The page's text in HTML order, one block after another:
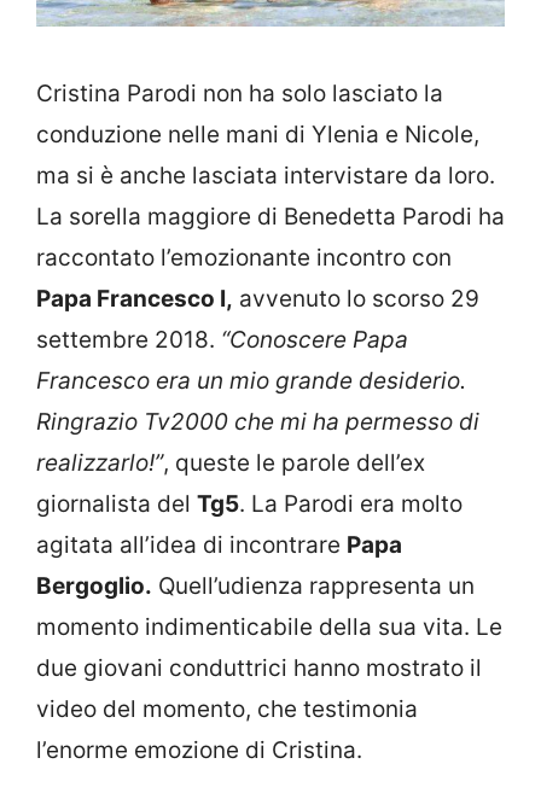
Cristina Parodi non ha solo lasciato la
conduzione nelle mani di Ylenia e Nicole,
ma si è anche lasciata intervistare da loro.
La sorella maggiore di Benedetta Parodi ha
raccontato l’emozionante incontro con
Papa Francesco I, avvenuto lo scorso 29
settembre 2018. “Conoscere Papa
Francesco era un mio grande desiderio.
Ringrazio Tv2000 che mi ha permesso di
realizzarlo!”, queste le parole dell’ex
giornalista del Tg5. La Parodi era molto
agitata all’idea di incontrare Papa
Bergoglio. Quell’udienza rappresenta un
momento indimenticabile della sua vita. Le
due giovani conduttrici hanno mostrato il
video del momento, che testimonia
l’enorme emozione di Cristina.